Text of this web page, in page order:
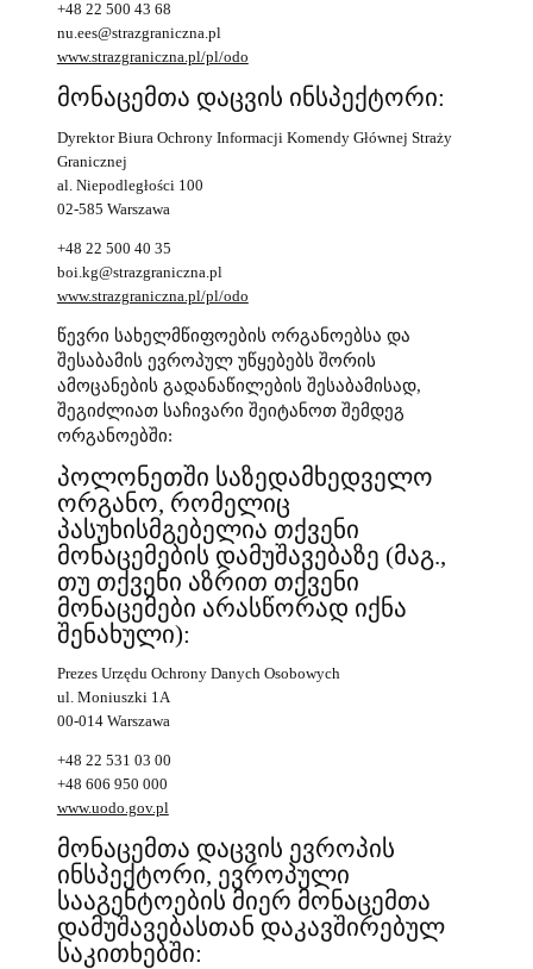
+48 22 500 43 68
nu.ees@strazgraniczna.pl
www.strazgraniczna.pl/pl/odo
მონაცემთა დაცვის ინსპექტორი:
Dyrektor Biura Ochrony Informacji Komendy Głównej Straży
Granicznej
al. Niepodległości 100
02-585 Warszawa
+48 22 500 40 35
boi.kg@strazgraniczna.pl
www.strazgraniczna.pl/pl/odo
წევრი სახელმწიფოების ორგანოებსა და
შესაბამის ევროპულ უწყებებს შორის
ამოცანების გადანაწილების შესაბამისად,
შეგიძლიათ საჩივარი შეიტანოთ შემდეგ
ორგანოებში:
პოლონეთში საზედამხედველო
ორგანო, რომელიც
პასუხისმგებელია თქვენი
მონაცემების დამუშავებაზე (მაგ.,
თუ თქვენი აზრით თქვენი
მონაცემები არასწორად იქნა
შენახული):
Prezes Urzędu Ochrony Danych Osobowych
ul. Moniuszki 1A
00-014 Warszawa
+48 22 531 03 00
+48 606 950 000
www.uodo.gov.pl
მონაცემთა დაცვის ევროპის
ინსპექტორი, ევროპული
სააგენტოების მიერ მონაცემთა
დამუშავებასთან დაკავშირებულ
საკითხებში: